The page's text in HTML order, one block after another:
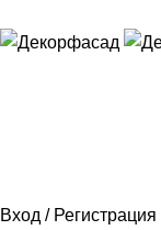
Вход / Регистрация